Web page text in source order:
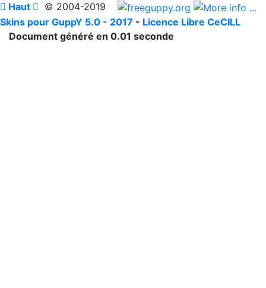
 Haut  © 2004-2019
Skins pour GuppY 5.0 - 2017 - Licence Libre CeCILL
Document généré en 0.01 seconde